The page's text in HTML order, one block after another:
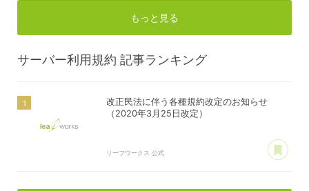
もっと見る
サーバー利用規約 記事ランキング
改正民法に伴う各種規約改定のお知らせ
（2020年3月25日改定）
リーフワークス 公式